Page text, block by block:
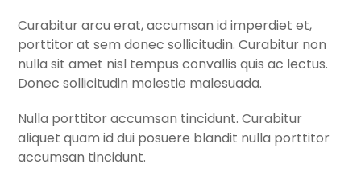
Curabitur arcu erat, accumsan id imperdiet et,
porttitor at sem donec sollicitudin. Curabitur non
nulla sit amet nisl tempus convallis quis ac lectus.
Donec sollicitudin molestie malesuada.
Nulla porttitor accumsan tincidunt. Curabitur
aliquet quam id dui posuere blandit nulla porttitor
accumsan tincidunt.